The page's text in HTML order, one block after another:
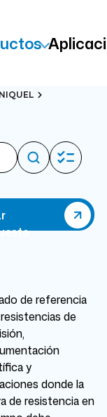
de referencia
de
y
donde la
de resistencia en